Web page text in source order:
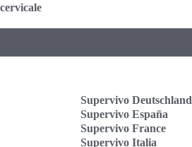
Supervivo Deutschland
Supervivo España
Supervivo France
Supervivo Italia